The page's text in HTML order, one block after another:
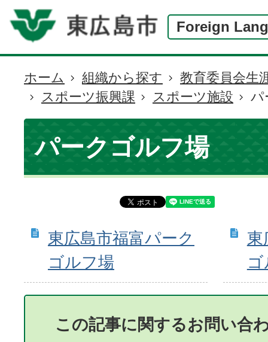
Foreign
現
在
の
置
ホーム 組織から探す
教育委員会生
スポーツ振興課
スポーツ施設 パ
パークゴルフ場
東広島市福富パーク
ゴルフ場
東
この記事に関するお問い合